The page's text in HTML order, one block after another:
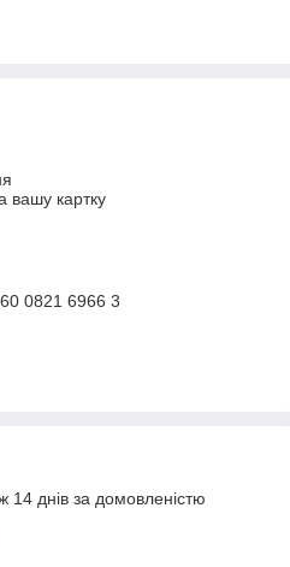
вашу картку
0821 6966 3
днів за домовленістю